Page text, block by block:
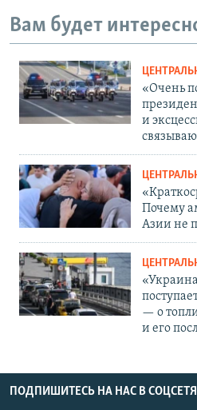
Вам будет
«Очень
и
Почему
Азии не
— о
и его
ПОДПИШИТЕСЬ НА НАС В